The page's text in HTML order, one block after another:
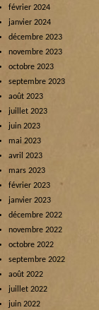
février 2024
janvier 2024
décembre 2023
novembre 2023
octobre 2023
septembre 2023
août 2023
juillet 2023
juin 2023
mai 2023
avril 2023
mars 2023
février 2023
janvier 2023
décembre 2022
novembre 2022
octobre 2022
septembre 2022
août 2022
juillet 2022
juin 2022